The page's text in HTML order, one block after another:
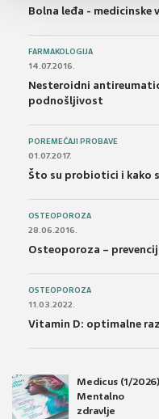
Bolna leđa - medicinske
FARMAKOLOGIJA
14.07.2016.
Nesteroidni
podnošljivost
POREMEĆAJI PROBAVE
01.07.2017.
Što su probiotici i kako
OSTEOPOROZA
28.06.2016.
Osteoporoza –
OSTEOPOROZA
11.03.2022.
Vitamin D: optimalne
Medicus (1/2026)
Mentalno
zdravlje